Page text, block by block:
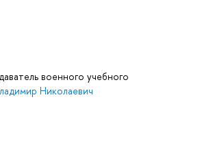
военного учебного
Николаевич